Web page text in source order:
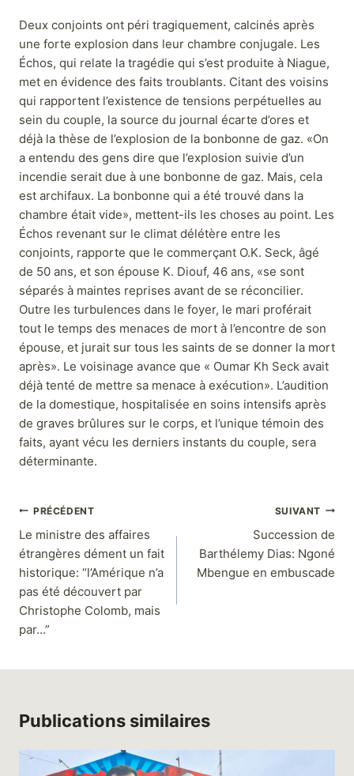
Deux conjoints ont péri tragiquement, calcinés après
une forte explosion dans leur chambre conjugale. Les
Échos, qui relate la tragédie qui s’est produite à Niague,
met en évidence des faits troublants. Citant des voisins
qui rapportent l’existence de tensions perpétuelles au
sein du couple, la source du journal écarte d’ores et
déjà la thèse de l’explosion de la bonbonne de gaz. «On
a entendu des gens dire que l’explosion suivie d’un
incendie serait due à une bonbonne de gaz. Mais, cela
est archifaux. La bonbonne qui a été trouvé dans la
chambre était vide», mettent-ils les choses au point. Les
Échos revenant sur le climat délétère entre les
conjoints, rapporte que le commerçant O.K. Seck, âgé
de 50 ans, et son épouse K. Diouf, 46 ans, «se sont
séparés à maintes reprises avant de se réconcilier.
Outre les turbulences dans le foyer, le mari proférait
tout le temps des menaces de mort à l’encontre de son
épouse, et jurait sur tous les saints de se donner la mort
après». Le voisinage avance que « Oumar Kh Seck avait
déjà tenté de mettre sa menace à exécution». L’audition
de la domestique, hospitalisée en soins intensifs après
de graves brûlures sur le corps, et l’unique témoin des
faits, ayant vécu les derniers instants du couple, sera
déterminante.
PRÉCÉDENT
Le ministre des affaires
étrangères dément un fait
historique: “l’Amérique n’a
pas été découvert par
Christophe Colomb, mais
par…”
SUIVANT
Succession de
Barthélemy Dias: Ngoné
Mbengue en embuscade
Publications similaires